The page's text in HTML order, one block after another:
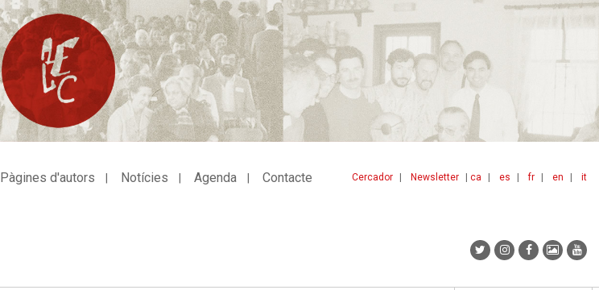
ca es fr en it
Cercador Newsletter
Pàgines d'autors Notícies Agenda Contacte